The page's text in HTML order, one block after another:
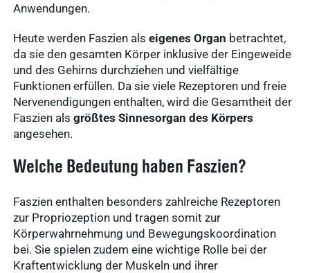
Anwendungen.
Heute werden Faszien alseigenes Organ betrachtet,
da sie den gesamten Körper inklusive der Eingeweide
und des Gehirns durchziehen und vielfältige
Funktionen erfüllen. Da sie viele Rezeptoren und freie
Nervenendigungen enthalten, wird die Gesamtheit der
Faszien alsgrößtes Sinnesorgan des Körpers
angesehen.
Welche Bedeutung haben Faszien?
Faszien enthalten besonders zahlreiche Rezeptoren
zur Propriozeption und tragen somit zur
Körperwahrnehmung und Bewegungskoordination
bei. Sie spielen zudem eine wichtige Rolle bei der
Kraftentwicklung der Muskeln und ihrer